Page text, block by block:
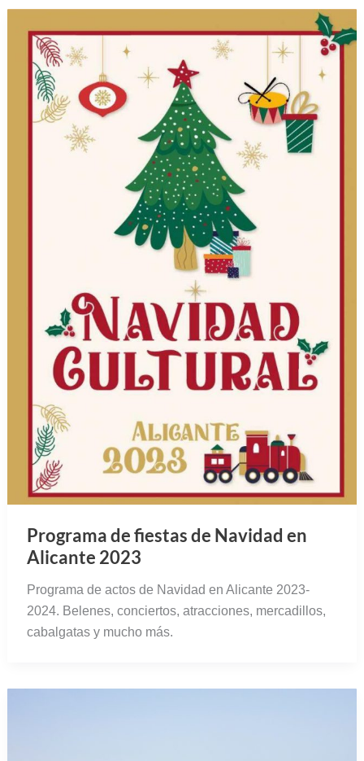
Programa de fiestas de Navidad en
Alicante 2023
Programa de actos de Navidad en Alicante 2023-
2024. Belenes, conciertos, atracciones, mercadillos,
cabalgatas y mucho más.